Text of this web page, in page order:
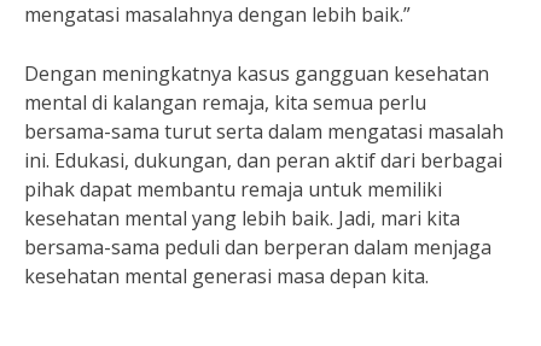
mengatasi masalahnya dengan lebih baik.”
Dengan meningkatnya kasus gangguan kesehatan
mental di kalangan remaja, kita semua perlu
bersama-sama turut serta dalam mengatasi masalah
ini. Edukasi, dukungan, dan peran aktif dari berbagai
pihak dapat membantu remaja untuk memiliki
kesehatan mental yang lebih baik. Jadi, mari kita
bersama-sama peduli dan berperan dalam menjaga
kesehatan mental generasi masa depan kita.